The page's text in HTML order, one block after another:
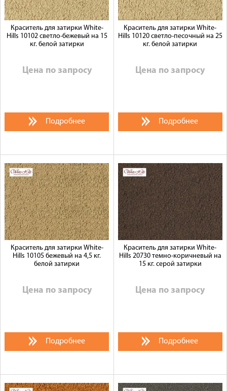
Краситель для затирки White-
Hills 10102 светло-бежевый на 15
кг. белой затирки
Цена по запросу
Подробнее
Краситель для затирки White-
Hills 10120 светло-песочный на 25
кг. белой затирки
Цена по запросу
Подробнее
Краситель для затирки White-
Hills 10105 бежевый на 4,5 кг.
белой затирки
Цена по запросу
Подробнее
Краситель для затирки White-
Hills 20730 темно-коричневый на
15 кг. серой затирки
Цена по запросу
Подробнее